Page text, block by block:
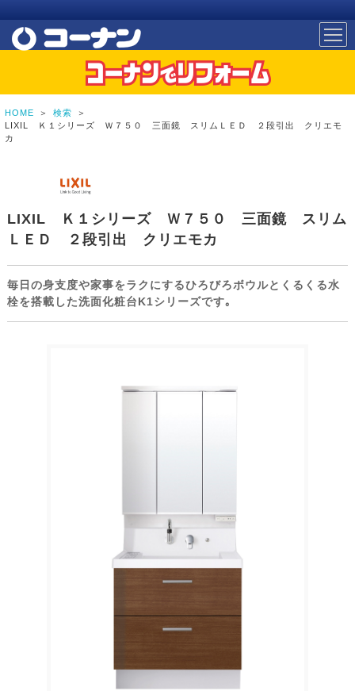
HOME ＞ 検索
＞
LIXIL Ｋ１シリーズ Ｗ７５０ 三面鏡 スリムＬＥＤ ２段引出 クリエモ
カ
LIXIL Ｋ１シリーズ Ｗ７５０ 三面鏡 スリム
ＬＥＤ ２段引出 クリエモカ
毎日の身支度や家事をラクにするひろびろボウルとくるくる水
栓を搭載した洗面化粧台K1シリーズです｡